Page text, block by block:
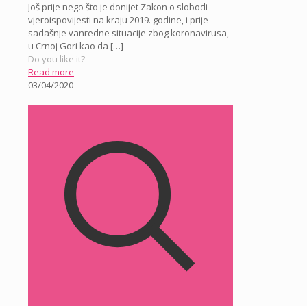
Još prije nego što je donijet Zakon o slobodi
vjeroispovijesti na kraju 2019. godine, i prije
sadašnje vanredne situacije zbog koronavirusa,
u Crnoj Gori kao da […]
Do you like it?
Read more
03/04/2020